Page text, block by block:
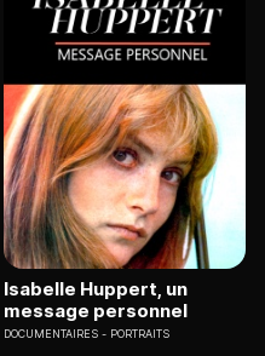
Isabelle Huppert, un
message personnel
DOCUMENTAIRES PORTRAITS